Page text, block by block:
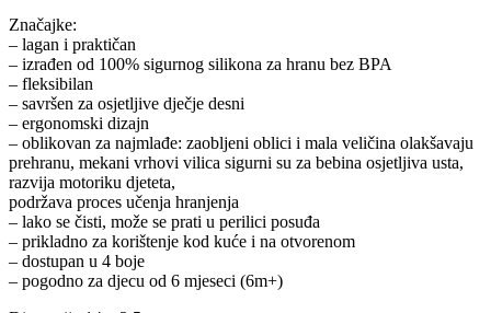
Značajke:
– lagan i praktičan
– izrađen od 100% sigurnog silikona za hranu bez BPA
– fleksibilan
– savršen za osjetljive dječje desni
– ergonomski dizajn
– oblikovan za najmlađe: zaobljeni oblici i mala veličina olakšavaju
prehranu, mekani vrhovi vilica sigurni su za bebina osjetljiva usta,
razvija motoriku djeteta,
podržava proces učenja hranjenja
– lako se čisti, može se prati u perilici posuđa
– prikladno za korištenje kod kuće i na otvorenom
– dostupan u 4 boje
– pogodno za djecu od 6 mjeseci (6m+)